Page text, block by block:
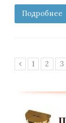
Подробнее
Предыдущий
Page
1 Page
2 3